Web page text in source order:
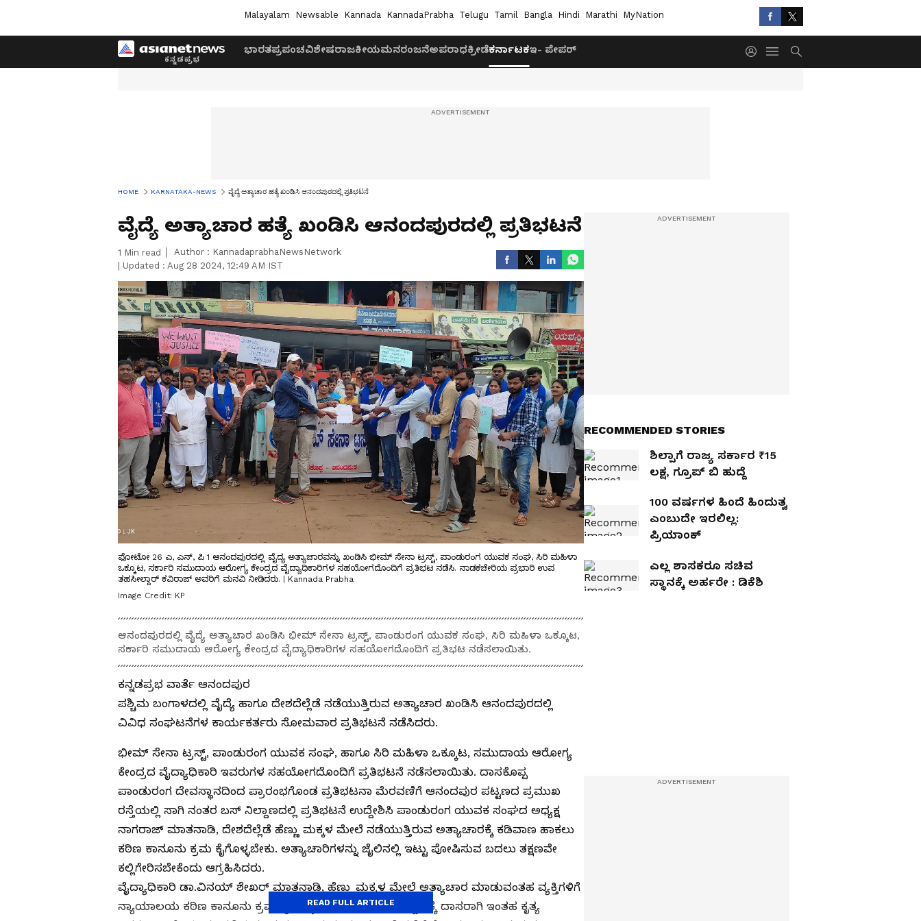
Malayalam Newsable Kannada KannadaPrabha Telugu Tamil Bangla Hindi Marathi MyNation
ಭಾರತಪ್ರಪಂಚವಿಶೇಷರಾಜಕೀಯಮನರಂಜನೆಅಪರಾಧಕ್ರೀಡೆಕರ್ನಾಟಕಇ- ಪೇಪರ್
HOME KARNATAKA-NEWS ವೈದ್ಯೆ ಅತ್ಯಾಚಾರ ಹತ್ಯೆ ಖಂಡಿಸಿ ಆನಂದಪುರದಲ್ಲಿ ಪ್ರತಿಭಟನೆ
ವೈದ್ಯೆ ಅತ್ಯಾಚಾರ ಹತ್ಯೆ ಖಂಡಿಸಿ ಆನಂದಪುರದಲ್ಲಿ ಪ್ರತಿಭಟನೆ
1 Min read Author : KannadaprabhaNewsNetwork
Updated : Aug 28 2024, 12:49 AM IST
ಫೋಟೋ 26 ಎ, ಎನ್, ಪಿ 1 ಆನಂದಪುರದಲ್ಲಿ ವೈದ್ಯ ಅತ್ಯಾಚಾರವನ್ನು ಖಂಡಿಸಿ ಭೀಮ್ ಸೇನಾ ಟ್ರಸ್ಟ್, ಪಾಂಡುರಂಗ ಯುವಕ ಸಂಘ, ಸಿರಿ ಮಹಿಳಾ
ಒಕ್ಕೂಟ, ಸರ್ಕಾರಿ ಸಮುದಾಯ ಆರೋಗ್ಯ ಕೇಂದ್ರದ ವೈದ್ಯಾಧಿಕಾರಿಗಳ ಸಹಯೋಗದೊಂದಿಗೆ ಪ್ರತಿಭಟ ನಡೆಸಿ. ನಾಡಕಚೇರಿಯ ಪ್ರಭಾರಿ ಉಪ
ತಹಸೀಲ್ದಾರ್ ಕವಿರಾಜ್ ಅವರಿಗೆ ಮನವಿ ನೀಡಿದರು. | Kannada Prabha
Image Credit: KP
ಆನಂದಪುರದಲ್ಲಿ ವೈದ್ಯೆ ಅತ್ಯಾಚಾರ ಖಂಡಿಸಿ ಭೀಮ್ ಸೇನಾ ಟ್ರಸ್ಟ್, ಪಾಂಡುರಂಗ ಯುವಕ ಸಂಘ, ಸಿರಿ ಮಹಿಳಾ ಒಕ್ಕೂಟ,
ಸರ್ಕಾರಿ ಸಮುದಾಯ ಆರೋಗ್ಯ ಕೇಂದ್ರದ ವೈದ್ಯಾಧಿಕಾರಿಗಳ ಸಹಯೋಗದೊಂದಿಗೆ ಪ್ರತಿಭಟ ನಡೆಸಲಾಯಿತು.
ಕನ್ನಡಪ್ರಭ ವಾರ್ತೆ ಆನಂದಪುರ
ಪಶ್ಚಿಮ ಬಂಗಾಳದಲ್ಲಿ ವೈದ್ಯೆ ಹಾಗೂ ದೇಶದೆಲ್ಲೆಡೆ ನಡೆಯುತ್ತಿರುವ ಅತ್ಯಾಚಾರ ಖಂಡಿಸಿ ಆನಂದಪುರದಲ್ಲಿ
ವಿವಿಧ ಸಂಘಟನೆಗಳ ಕಾರ್ಯಕರ್ತರು ಸೋಮವಾರ ಪ್ರತಿಭಟನೆ ನಡೆಸಿದರು.
ಭೀಮ್ ಸೇನಾ ಟ್ರಸ್ಟ್, ಪಾಂಡುರಂಗ ಯುವಕ ಸಂಘ, ಹಾಗೂ ಸಿರಿ ಮಹಿಳಾ ಒಕ್ಕೂಟ, ಸಮುದಾಯ ಆರೋಗ್ಯ
ಕೇಂದ್ರದ ವೈದ್ಯಾಧಿಕಾರಿ ಇವರುಗಳ ಸಹಯೋಗದೊಂದಿಗೆ ಪ್ರತಿಭಟನೆ ನಡೆಸಲಾಯಿತು. ದಾಸಕೊಪ್ಪ
ಪಾಂಡುರಂಗ ದೇವಸ್ಥಾನದಿಂದ ಪ್ರಾರಂಭಗೊಂಡ ಪ್ರತಿಭಟನಾ ಮೆರವಣಿಗೆ ಆನಂದಪುರ ಪಟ್ಟಣದ ಪ್ರಮುಖ
ರಸ್ತೆಯಲ್ಲಿ ಸಾಗಿ ನಂತರ ಬಸ್ ನಿಲ್ದಾಣದಲ್ಲಿ ಪ್ರತಿಭಟನೆ ಉದ್ದೇಶಿಸಿ ಪಾಂಡುರಂಗ ಯುವಕ ಸಂಘದ ಅಧ್ಯಕ್ಷ
ನಾಗರಾಜ್ ಮಾತನಾಡಿ, ದೇಶದೆಲ್ಲೆಡೆ ಹೆಣ್ಣು ಮಕ್ಕಳ ಮೇಲೆ ನಡೆಯುತ್ತಿರುವ ಅತ್ಯಾಚಾರಕ್ಕೆ ಕಡಿವಾಣ ಹಾಕಲು
ಕಠಿಣ ಕಾನೂನು ಕ್ರಮ ಕೈಗೊಳ್ಳಬೇಕು. ಅತ್ಯಾಚಾರಿಗಳನ್ನು ಜೈಲಿನಲ್ಲಿ ಇಟ್ಟು ಪೋಷಿಸುವ ಬದಲು ತಕ್ಷಣವೇ
ಕಲ್ಲಿಗೇರಿಸಬೇಕೆಂದು ಆಗ್ರಹಿಸಿದರು.
ವೈದ್ಯಾಧಿಕಾರಿ ಡಾ.ವಿನಯ್ ಶೇಖರ್ ಮಾತನಾಡಿ, ಹೆಣ್ಣು ಮಕ್ಕಳ ಮೇಲೆ ಅತ್ಯಾಚಾರ ಮಾಡುವಂತಹ ವ್ಯಕ್ತಿಗಳಿಗೆ
ನ್ಯಾಯಾಲಯ ಕಠಿಣ ಕಾನೂನು ಕ್ರಮ ಕೈಗೊಳ್ಳಬೇಕು. ಯುವಕರು ದುಶ್ಚಟಕ್ಕೆ ದಾಸರಾಗಿ ಇಂತಹ ಕೃತ್ಯ
READ FULL ARTICLE
RECOMMENDED STORIES
ಶಿಲ್ಪಾಗೆ ರಾಜ್ಯ ಸರ್ಕಾರ ₹15
ಲಕ್ಷ, ಗ್ರೂಪ್‌ ಬಿ ಹುದ್ದೆ
100 ವರ್ಷಗಳ ಹಿಂದೆ ಹಿಂದುತ್ವ
ಎಂಬುದೇ ಇರಲಿಲ್ಲ:
ಪ್ರಿಯಾಂಕ್‌
ಎಲ್ಲ ಶಾಸಕರೂ ಸಚಿವ
ಸ್ಥಾನಕ್ಕೆ ಅರ್ಹರೇ : ಡಿಕೆಶಿ